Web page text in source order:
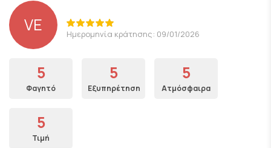
VE Ημερομηνία κράτησης: 09/01/2026
5
Φαγητό
5
Εξυπηρέτηση
5
Ατμόσφαιρα
5
Τιμή